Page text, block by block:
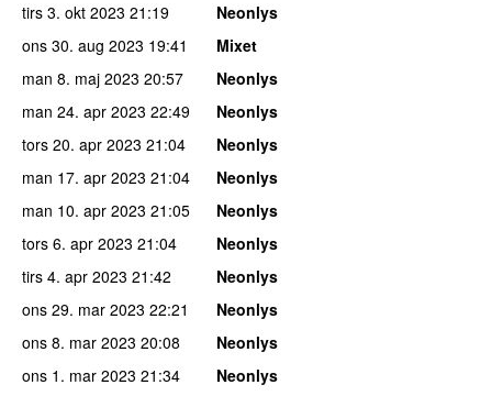
tirs 3. okt 2023 21:19
Neonlys
ons 30. aug 2023 19:41
Mixet
man 8. maj 2023 20:57
Neonlys
man 24. apr 2023 22:49
Neonlys
tors 20. apr 2023 21:04
Neonlys
man 17. apr 2023 21:04
Neonlys
man 10. apr 2023 21:05
Neonlys
tors 6. apr 2023 21:04
Neonlys
tirs 4. apr 2023 21:42
Neonlys
ons 29. mar 2023 22:21
Neonlys
ons 8. mar 2023 20:08
Neonlys
ons 1. mar 2023 21:34
Neonlys